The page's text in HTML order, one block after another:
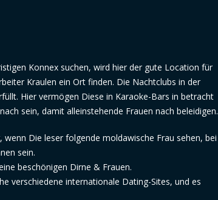
Konnex suchen, wird hier der gute Location für
Kraulen ein Ort finden. Die Nachtclubs in der
Hier vermögen Diese in Karaoke-Bars in betracht
sein, damit alleinstehende Frauen nach beleidigen.
Die leser folgende moldawische Frau sehen, bei
sein.
beschönigen Dirne & Frauen.
verschiedene internationale Dating-Sites, und es